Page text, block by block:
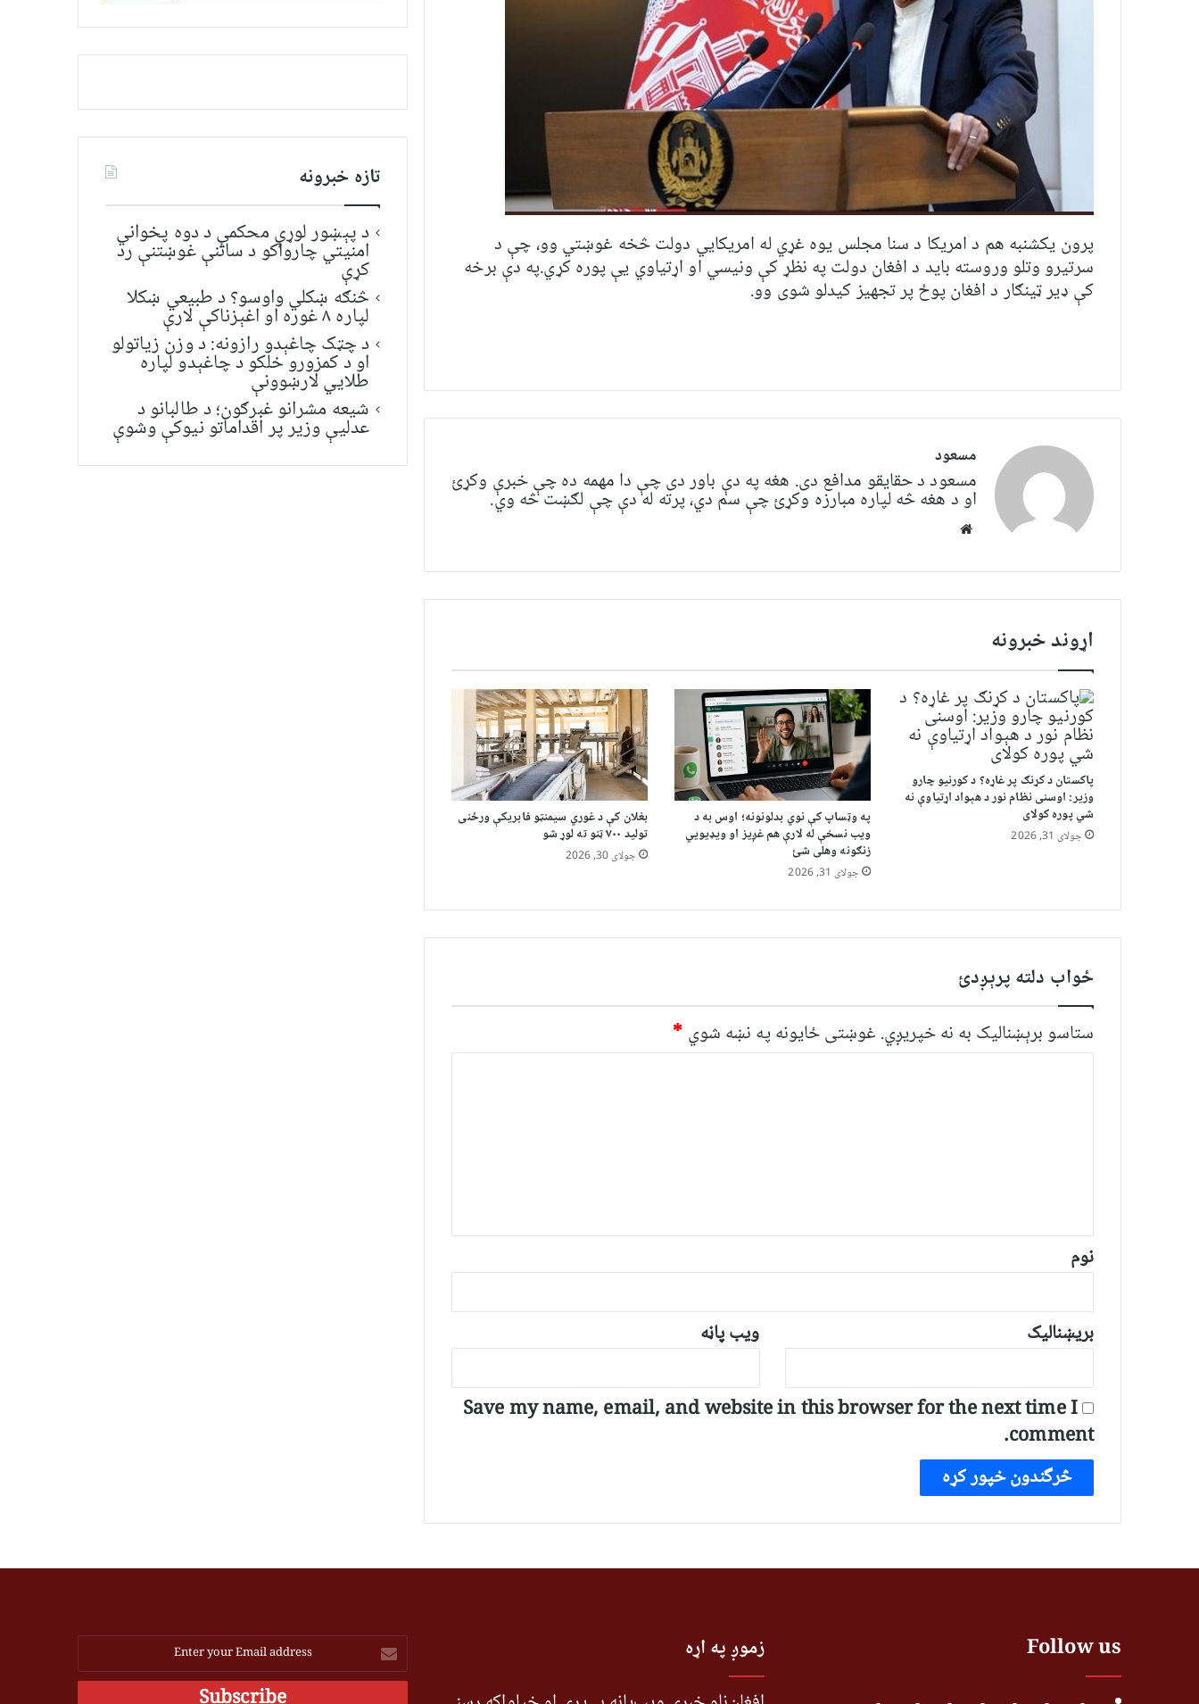
پرون یکشنبه هم د امريکا د سنا مجلس يوه غړي له امريکايي دولت څخه غوښتي وو، چې د
سرتيرو وتلو وروسته بايد د افغان دولت په نظړ کې ونيسي او اړتیاوي يې پوره کړي.په دې برخه
کې ډير ټینګار د افغان پوځ پر تجهيز کيدلو شوی وو.
مسعود
مسعود د حقایقو مدافع دی. هغه په ​​​​دې باور دی چې دا مهمه ده چې خبرې وکړئ
او د هغه څه لپاره مبارزه وکړئ چې سم دي، پرته له دې چې لګښت څه وي.
اړوند خبرونه
پاکستان د کړنګ پر غاړه؟ د کورنیو چارو
وزیر: اوسنی نظام نور د هېواد اړتیاوې نه
شي پوره کولای
جولای 31, 2026
په وټساپ کې نوي بدلونونه؛ اوس به د
ویب نسخې له لارې هم غږیز او ویډیويي
زنګونه وهلی شئ
جولای 31, 2026
بغلان کې د غوري سیمنټو فابریکې ورځنی
تولید ۷۰۰ ټنو ته لوړ شو
جولای 30, 2026
ځواب دلته پرېږدئ
ستاسو برېښناليک به نه خپريږي. غوښتى ځایونه په نښه شوي *
*
نوم
بریښنالیک ویب پاڼه
Save my name, email, and website in this browser for the next time I
comment.
لټون:
تازه خبرونه
د پېښور لوړې محکمې د دوه پخواني
امنیتي چارواکو د ساتنې غوښتنې رد
کړې
څنګه ښکلي واوسو؟ د طبیعي ښکلا
لپاره ۸ غوره او اغېزناکې لارې
د چټک چاغېدو رازونه: د وزن زیاتولو
او د کمزورو خلکو د چاغېدو لپاره
طلایي لارښوونې
شیعه مشرانو غبرګون؛ د طالبانو د
عدلیې وزیر پر اقداماتو نیوکې وشوې
Follow us زموږ په اړه Enter
your
Email